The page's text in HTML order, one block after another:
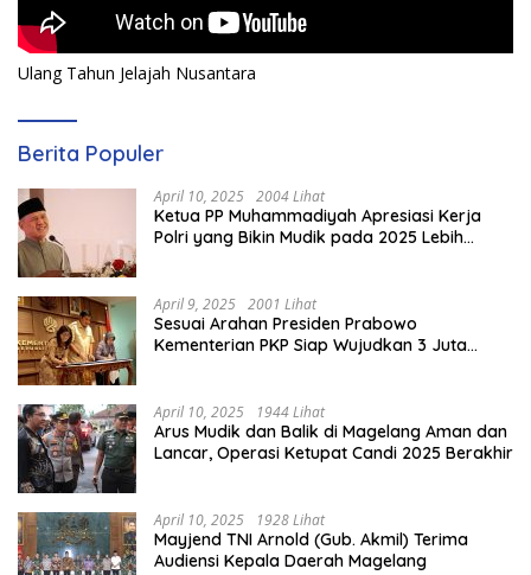
Ulang Tahun Jelajah Nusantara
Berita Populer
April 10, 2025 2004 Lihat
Ketua PP Muhammadiyah Apresiasi Kerja
Polri yang Bikin Mudik pada 2025 Lebih
April 9, 2025 2001 Lihat
Sesuai Arahan Presiden Prabowo
Kementerian PKP Siap Wujudkan 3 Juta
April 10, 2025 1944 Lihat
Arus Mudik dan Balik di Magelang Aman dan
Lancar, Operasi Ketupat Candi 2025 Berakhir
April 10, 2025 1928 Lihat
Mayjend TNI Arnold (Gub. Akmil) Terima
Audiensi Kepala Daerah Magelang